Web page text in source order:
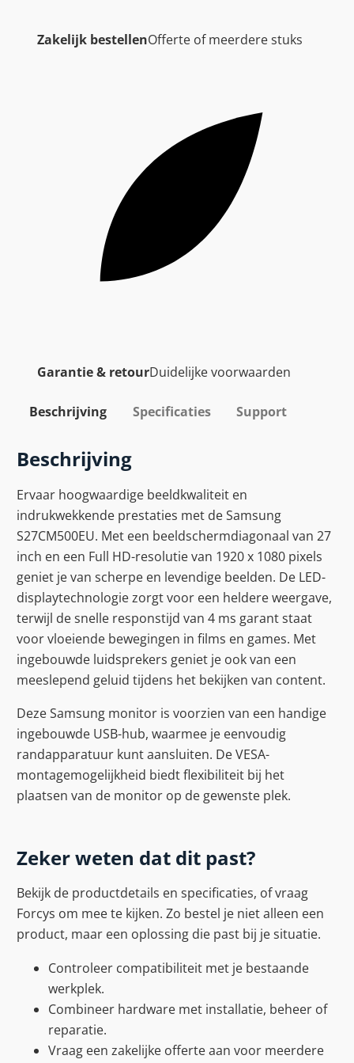
Zakelijk bestellenOfferte of meerdere stuks
Garantie & retourDuidelijke voorwaarden
Beschrijving Specificaties Support
Beschrijving
Ervaar hoogwaardige beeldkwaliteit en
indrukwekkende prestaties met de Samsung
S27CM500EU. Met een beeldschermdiagonaal van 27
inch en een Full HD-resolutie van 1920 x 1080 pixels
geniet je van scherpe en levendige beelden. De LED-
displaytechnologie zorgt voor een heldere weergave,
terwijl de snelle responstijd van 4 ms garant staat
voor vloeiende bewegingen in films en games. Met
ingebouwde luidsprekers geniet je ook van een
meeslepend geluid tijdens het bekijken van content.
Deze Samsung monitor is voorzien van een handige
ingebouwde USB-hub, waarmee je eenvoudig
randapparatuur kunt aansluiten. De VESA-
montagemogelijkheid biedt flexibiliteit bij het
plaatsen van de monitor op de gewenste plek.
Zeker weten dat dit past?
Bekijk de productdetails en specificaties, of vraag
Forcys om mee te kijken. Zo bestel je niet alleen een
product, maar een oplossing die past bij je situatie.
Controleer compatibiliteit met je bestaande
werkplek.
Combineer hardware met installatie, beheer of
reparatie.
Vraag een zakelijke offerte aan voor meerdere